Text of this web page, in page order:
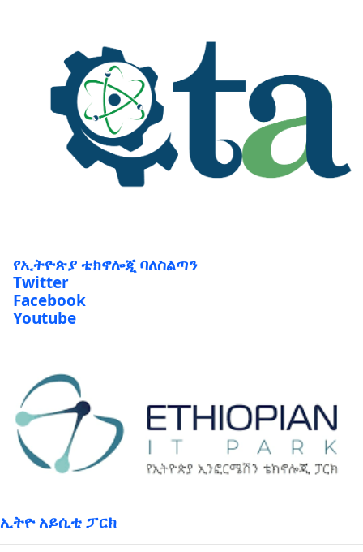
Twitter
Facebook
Youtube
Facebook